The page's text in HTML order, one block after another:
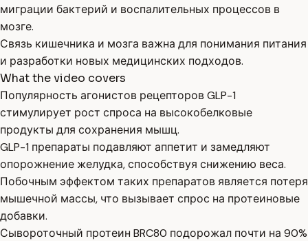
миграции бактерий и воспалительных процессов в
мозге.
Связь кишечника и мозга важна для понимания питания
и разработки новых медицинских подходов.
What the video covers
Популярность агонистов рецепторов GLP-1
стимулирует рост спроса на высокобелковые
продукты для сохранения мышц.
GLP-1 препараты подавляют аппетит и замедляют
опорожнение желудка, способствуя снижению веса.
Побочным эффектом таких препаратов является потеря
мышечной массы, что вызывает спрос на протеиновые
добавки.
Сывороточный протеин BRC80 подорожал почти на 90%